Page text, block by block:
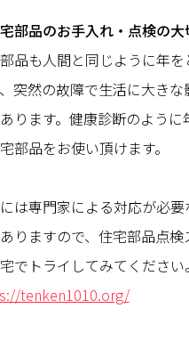
部品のお手入れ・点検の大
品も人間と同じように年
突然の故障で生活に大き
ります。健康診断のよう
部品をお使い頂けます。
は専門家による対応が必
りますので、住宅部品点検
でトライしてみてください。
tenken1010.org/